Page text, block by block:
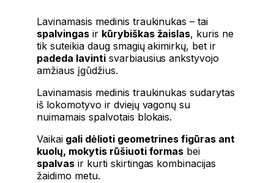
Lavinamasis medinis traukinukas – tai
spalvingasir kūrybiškas žaislas, kuris ne
tik suteikia daug smagių akimirkų, bet ir
padeda lavintisvarbiausius ankstyvojo
amžiaus įgūdžius.
Lavinamasis medinis traukinukas sudarytas
iš lokomotyvo ir dviejų vagonų su
nuimamais spalvotais blokais.
Vaikaigali dėlioti geometrines figūras ant
kuolų, mokytis rūšiuoti formas bei
spalvasir kurti skirtingas kombinacijas
žaidimo metu.